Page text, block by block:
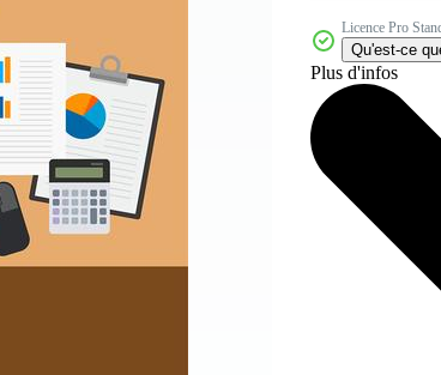
Licence Pro
Qu'est-ce
Plus d'infos